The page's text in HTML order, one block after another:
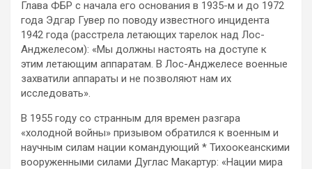
Глава ФБР с начала его основания в 1935-м и до 1972
года Эдгар Гувер по поводу известного инцидента
1942 года (расстрела летающих тарелок над Лос-
Анджелесом): «Мы должны настоять на доступе к
этим летающим аппаратам. В Лос-Анджелесе военные
захватили аппараты и не позволяют нам их
исследовать».
В 1955 году со странным для времен разгара
«холодной войны» призывом обратился к военным и
научным силам нации командующий * Тихоокеанскими
вооруженными силами Дуглас Макартур: «Нации мира